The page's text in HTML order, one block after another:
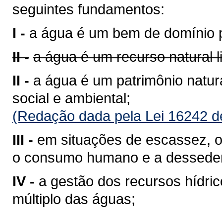
seguintes fundamentos:
I - a água é um bem de domínio
II - a água é um recurso natural
II - a água é um patrimônio
social e ambiental;
(Redação dada pela Lei 16242
III - em situações de escassez,
o consumo humano e a
IV - a gestão dos recursos
múltiplo das águas;